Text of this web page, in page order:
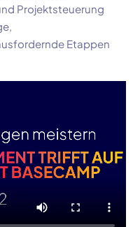
Projektsteuerung
Etappen